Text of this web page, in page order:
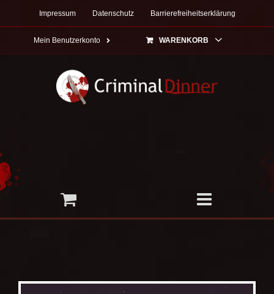
Impressum Datenschutz Barrierefreiheitserklärung
Mein Benutzerkonto WARENKORB